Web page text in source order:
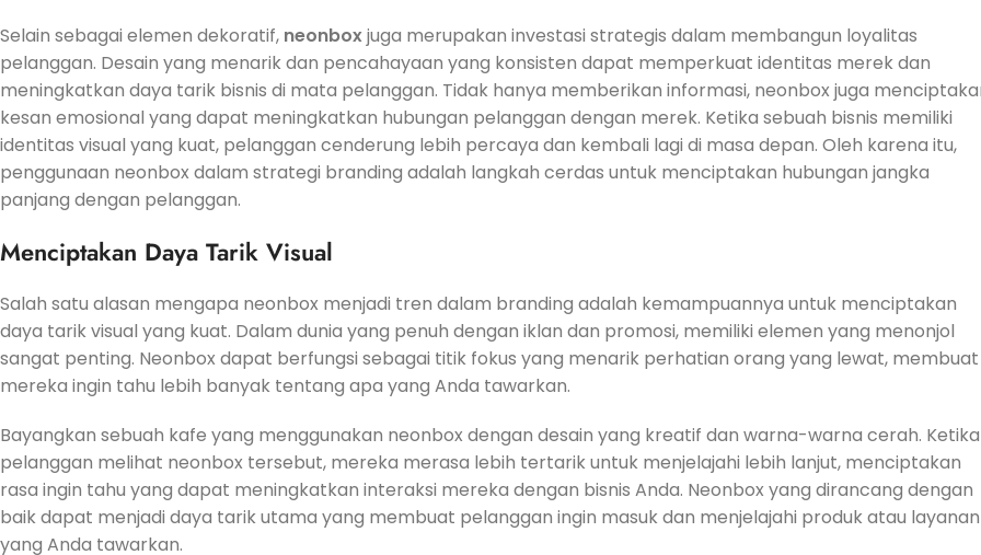
Selain sebagai elemen dekoratif, neonboxjuga merupakan investasi strategis dalam membangun loyalitas
pelanggan. Desain yang menarik dan pencahayaan yang konsisten dapat memperkuat identitas merek dan
meningkatkan daya tarik bisnis di mata pelanggan. Tidak hanya memberikan informasi, neonbox juga
kesan emosional yang dapat meningkatkan hubungan pelanggan dengan merek. Ketika sebuah bisnis memiliki
identitas visual yang kuat, pelanggan cenderung lebih percaya dan kembali lagi di masa depan. Oleh karena itu,
penggunaan neonbox dalam strategi branding adalah langkah cerdas untuk menciptakan hubungan jangka
panjang dengan pelanggan.
Menciptakan Daya Tarik Visual
Salah satu alasan mengapa neonbox menjadi tren dalam branding adalah kemampuannya untuk menciptakan
daya tarik visual yang kuat. Dalam dunia yang penuh dengan iklan dan promosi, memiliki elemen yang menonjol
sangat penting. Neonbox dapat berfungsi sebagai titik fokus yang menarik perhatian orang yang lewat, membuat
mereka ingin tahu lebih banyak tentang apa yang Anda tawarkan.
Bayangkan sebuah kafe yang menggunakan neonbox dengan desain yang kreatif dan warna-warna cerah. Ketika
pelanggan melihat neonbox tersebut, mereka merasa lebih tertarik untuk menjelajahi lebih lanjut, menciptakan
rasa ingin tahu yang dapat meningkatkan interaksi mereka dengan bisnis Anda. Neonbox yang dirancang dengan
baik dapat menjadi daya tarik utama yang membuat pelanggan ingin masuk dan menjelajahi produk atau layanan
yang Anda tawarkan.